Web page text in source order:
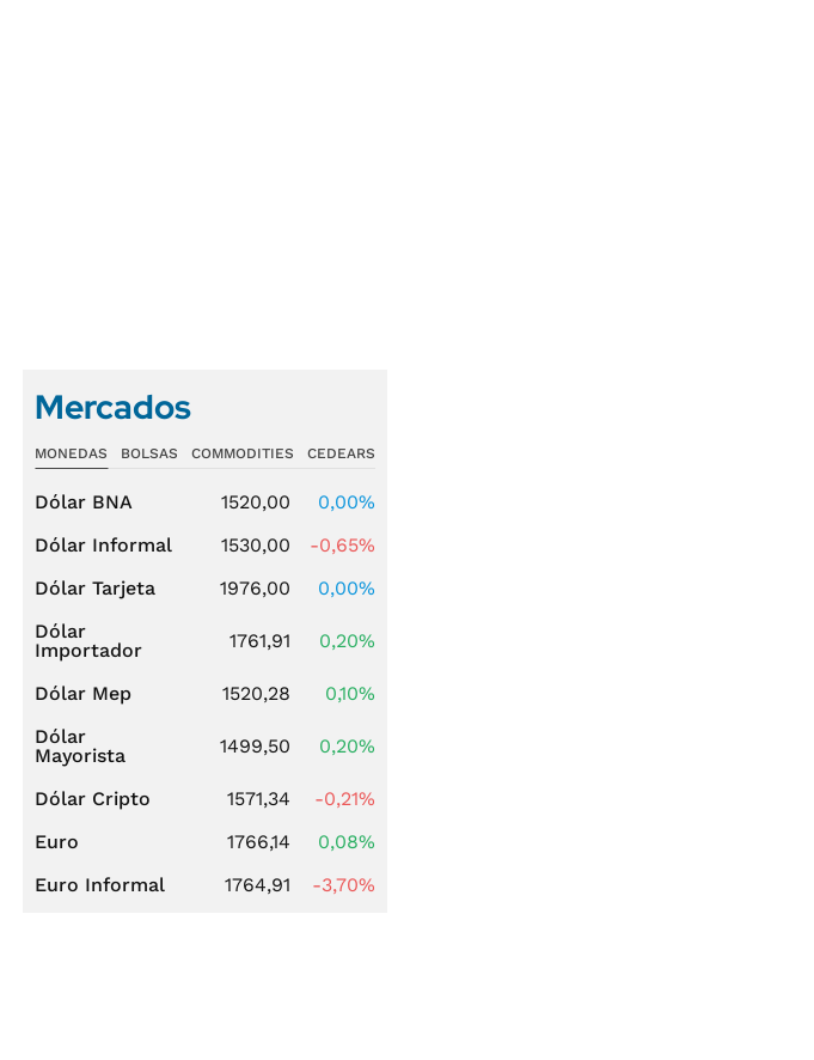
Mercados
MONEDAS BOLSAS COMMODITIES CEDEARS
Dólar BNA 1520,00
0,00%
Dólar Informal
1530,00
-0,65%
Dólar Tarjeta
1976,00
0,00%
Dólar
Importador
1761,91 0,20%
Dólar Mep 1520,28
0,10%
Dólar
Mayorista
1499,50 0,20%
Dólar Cripto 1571,34
-0,21%
Euro
1766,14
0,08%
Euro Informal
1764,91 -3,70%